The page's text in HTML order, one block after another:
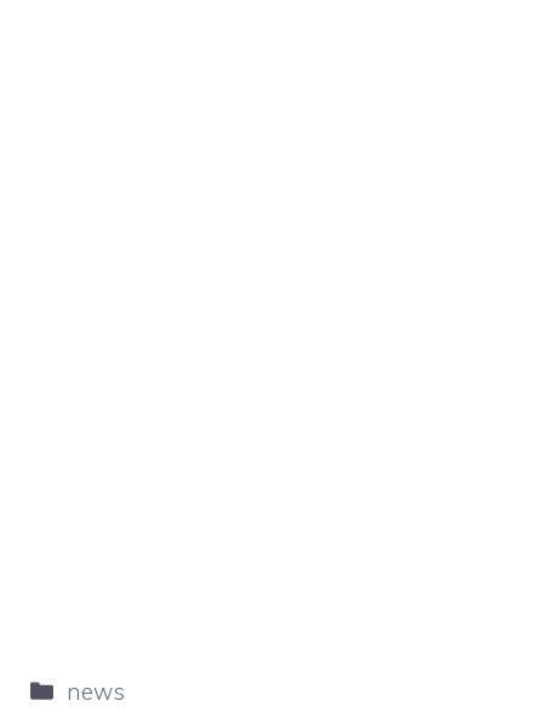
Categorie
news